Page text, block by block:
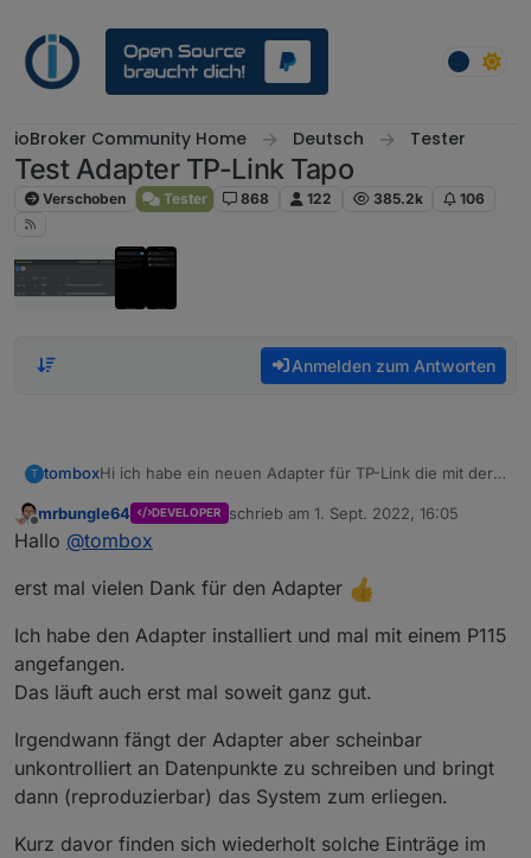
ioBroker Community Home Deutsch Tester
Test Adapter TP-Link Tapo
Verschoben Tester 868 122 385.2k 106
Anmelden zum Antworten
T tomboxHi ich habe ein neuen Adapter für TP-Link die mit der
Der Adapter loggt sich über die Cloud ein um alle
Geräte mit IP zu finden
manuell die IP gesetzt wird.
Dann versucht er sich lokal mit username und
Password auf die Geräte zu verbinden und zu steuern.
tapo.0.id
Password
bekommt man exit code 25 beim installieren
Für die aktuelle Version
bitte das latest
Offline
mrbungle64 DEVELOPER schrieb am 1. Sept. 2022, 16:05
zuletzt editiert von
Hallo @tombox
erst mal vielen Dank für den Adapter
Ich habe den Adapter installiert und mal mit einem P115
angefangen.
Das läuft auch erst mal soweit ganz gut.
Irgendwann fängt der Adapter aber scheinbar
unkontrolliert an Datenpunkte zu schreiben und bringt
dann (reproduzierbar) das System zum erliegen.
Kurz davor finden sich wiederholt solche Einträge im